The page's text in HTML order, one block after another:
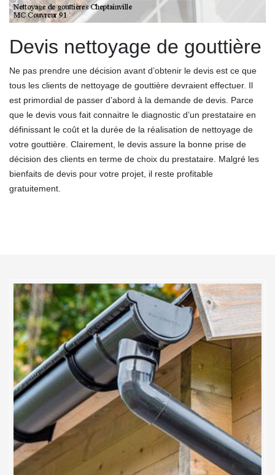
Devis nettoyage de gouttière
Ne pas prendre une décision avant d’obtenir le devis est ce que
tous les clients de nettoyage de gouttière devraient effectuer. Il
est primordial de passer d’abord à la demande de devis. Parce
que le devis vous fait connaitre le diagnostic d’un prestataire en
définissant le coût et la durée de la réalisation de nettoyage de
votre gouttière. Clairement, le devis assure la bonne prise de
décision des clients en terme de choix du prestataire. Malgré les
bienfaits de devis pour votre projet, il reste profitable
gratuitement.